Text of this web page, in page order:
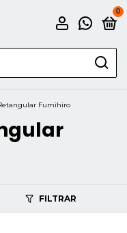
0
Fumihiro
FILTRAR